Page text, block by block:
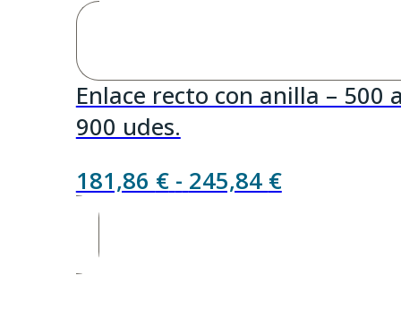
Enlace recto con anilla – 500
900 udes.
181,86 € - 245,84 €Rango